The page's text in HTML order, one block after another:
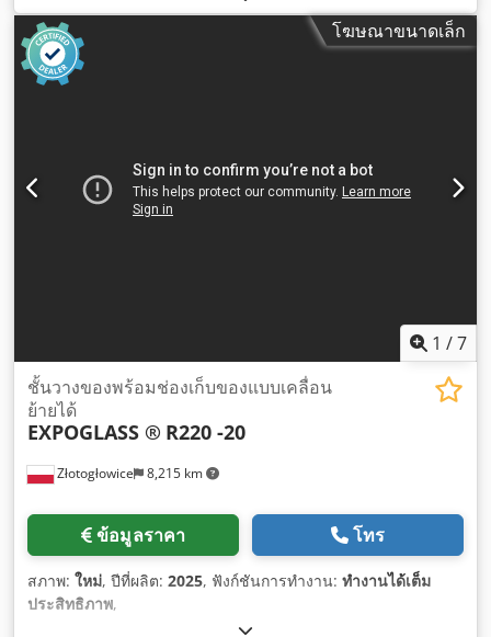
โฆษณาขนาดเล็ก
1 /7
Złotogłowice 8,215 km
ชั้นวางของพร้อมช่องเก็บของแบบเคลื่อน
ย้ายได้
EXPOGLASS ® R220 -20
ข้อมูลราคา โทร
สภาพ: ใหม่, ปีที่ผลิต: 2025, ฟังก์ชันการทำงาน: ทำงานได้เต็ม
ประสิทธิภาพ,